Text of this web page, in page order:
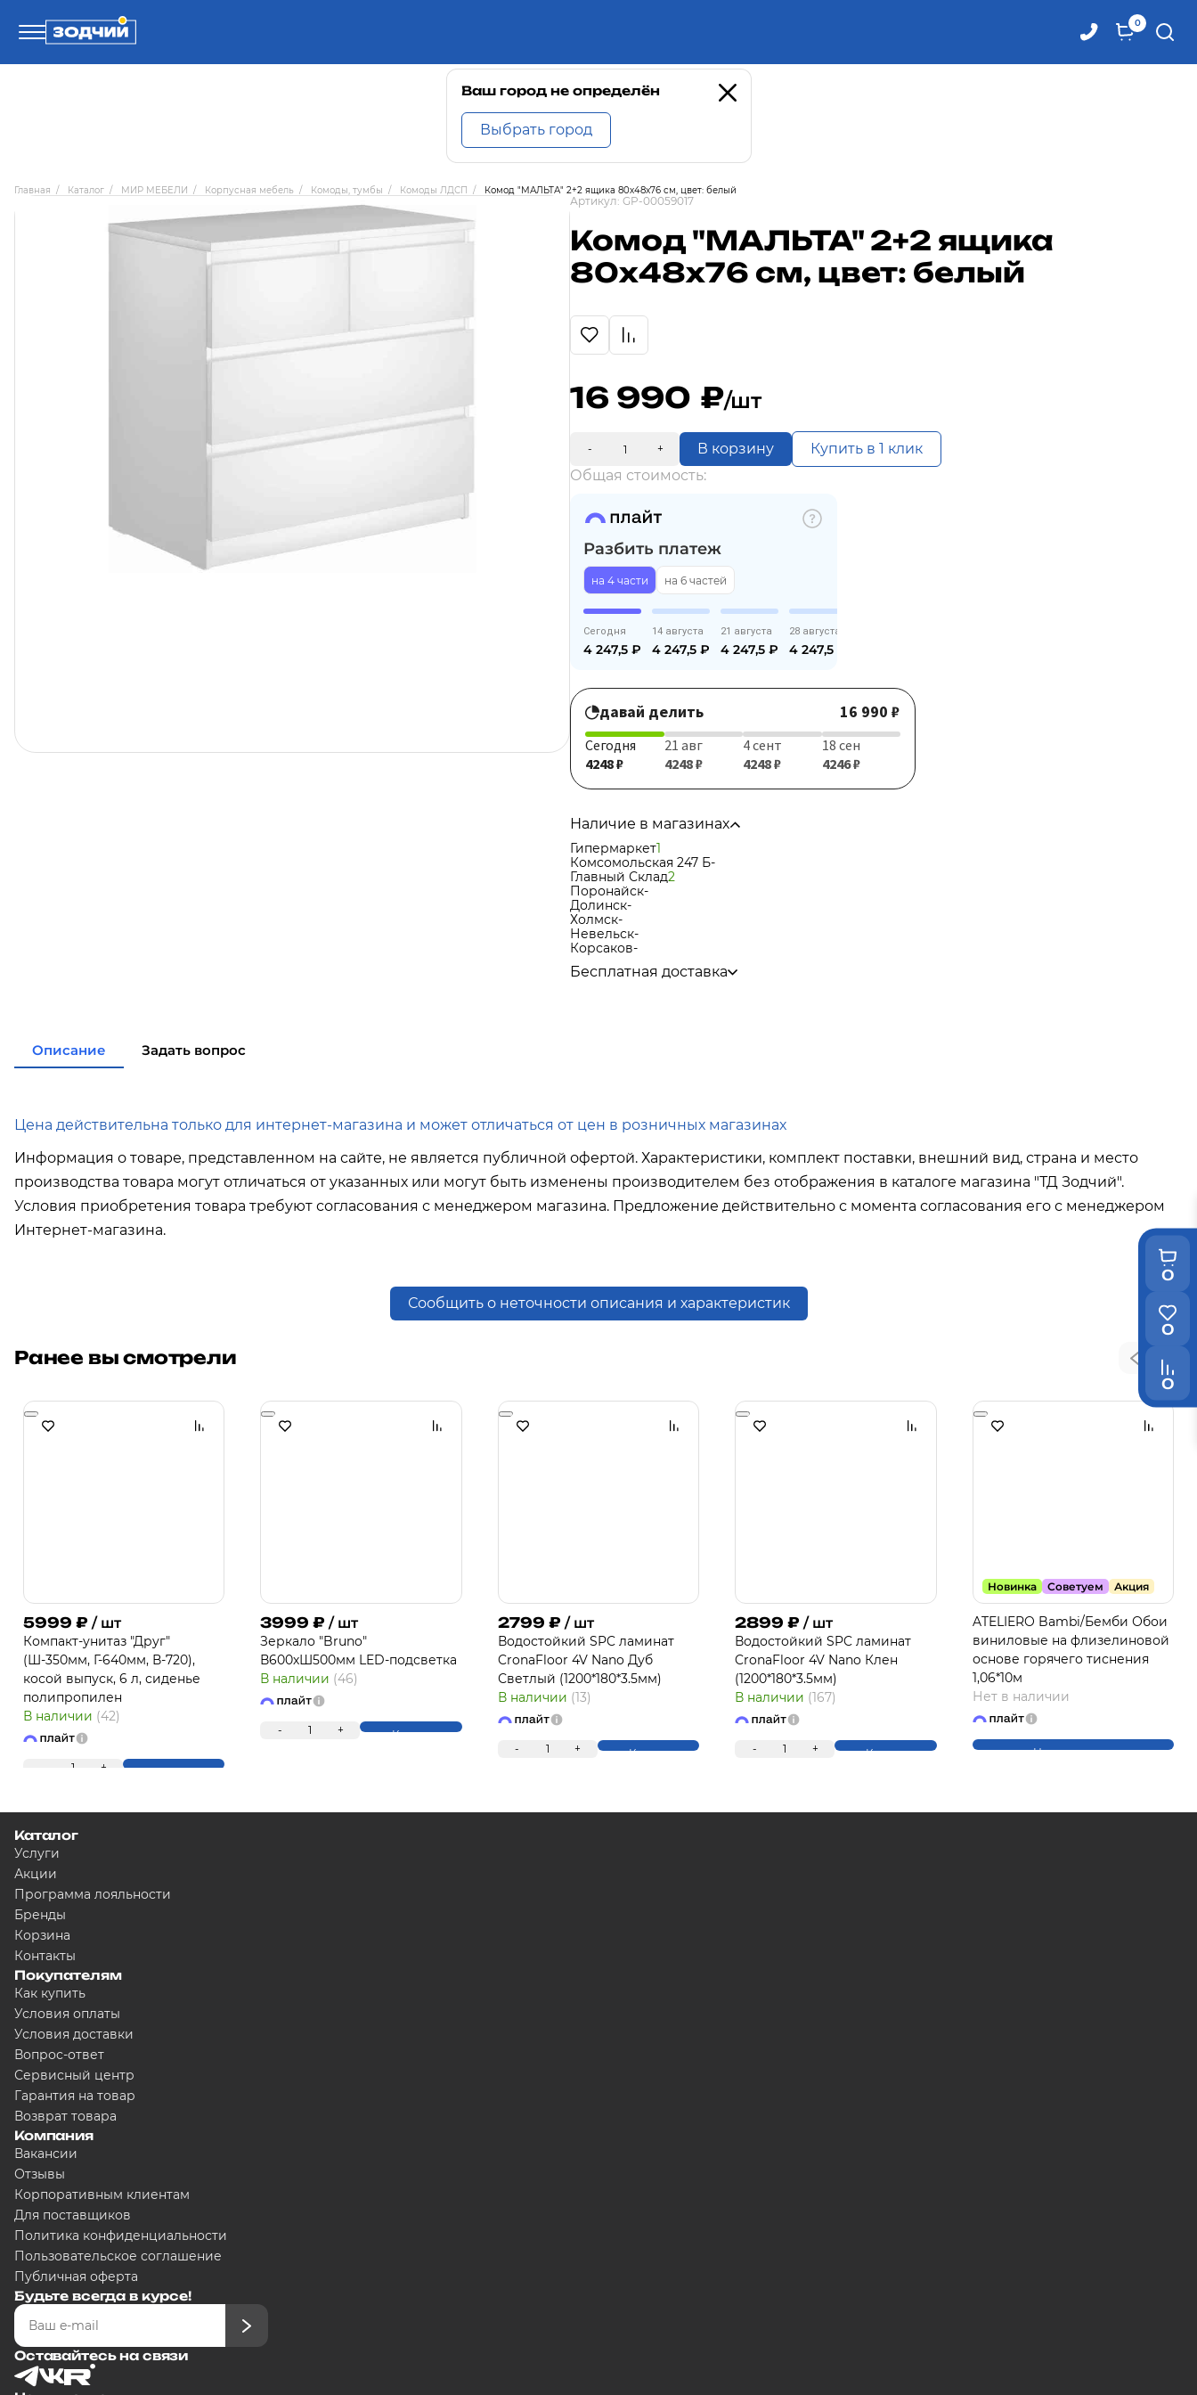
0
0
0
0
Ваш город не определён
Выбрать город
Главная / Каталог / МИР МЕБЕЛИ / Корпусная мебель / Комоды, тумбы / Комоды ЛДСП / Комод "МАЛЬТА" 2+2 ящика 80х48x76 см, цвет: белый
Артикул: GP-00059017
Комод "МАЛЬТА" 2+2 ящика
80х48x76 см, цвет: белый
16 990 /шт
- + В корзину
Купить в 1 клик
Общая стоимость:
Разбить платеж
на 4 части на 6 частей
Сегодня
4 247,5 ₽
14 августа
4 247,5 ₽
21 августа
4 247,5 ₽
28 августа
4 247,5
ПЛАЙТ
давай делить 16 990 ₽
Сегодня
4248 ₽
21 авг
4248 ₽
4 сент
4248 ₽
18 сен
4246 ₽
Наличие в магазинах
Гипермаркет1
Комсомольская 247 Б-
Главный Склад2
Поронайск-
Долинск-
Холмск-
Невельск-
Корсаков-
Бесплатная доставка
Описание Задать вопрос
Цена действительна только для интернет-магазина и может отличаться от цен в розничных магазинах
Информация о товаре, представленном на сайте, не является публичной офертой. Характеристики, комплект поставки, внешний вид, страна и место
производства товара могут отличаться от указанных или могут быть изменены производителем без отображения в каталоге магазина "ТД Зодчий".
Условия приобретения товара требуют согласования с менеджером магазина. Предложение действительно с момента согласования его с менеджером
Интернет-магазина.
Сообщить о неточности описания и характеристик
Ранее вы смотрели
5999 ₽ / шт
Компакт-унитаз "Друг"
(Ш-350мм, Г-640мм, В-720),
косой выпуск, 6 л, сиденье
полипропилен
В наличии (42)
1 + Купить
3999₽ / шт
Зеркало "Bruno"
В600хШ500мм LED-подсветка
В наличии (46)
- 1 + Купить
2799 ₽ / шт
Водостойкий SPC ламинат
CronaFloor 4V Nano Дуб
Светлый (1200*180*3.5мм)
В наличии (13)
- 1 + Купить
2899₽ / шт
Водостойкий SPC ламинат
CronaFloor 4V Nano Клен
(1200*180*3.5мм)
В наличии (167)
- 1 + Купить
Новинка Советуем Акция
ATELIERO Bambi/Бемби Обои
виниловые на флизелиновой
основе горячего тиснения
1,06*10м
Нет в наличии
Нет в наличии
Каталог
Услуги
Акции
Программа лояльности
Бренды
Корзина
Контакты
Покупателям
Как купить
Условия оплаты
Условия доставки
Вопрос-ответ
Сервисный центр
Гарантия на товар
Возврат товара
Компания
Вакансии
Отзывы
Корпоративным клиентам
Для поставщиков
Политика конфиденциальности
Пользовательское соглашение
Публичная оферта
Будьте всегда в курсе!
Оставайтесь на связи